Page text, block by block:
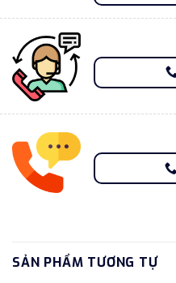
SẢN PHẨM TƯƠNG TỰ